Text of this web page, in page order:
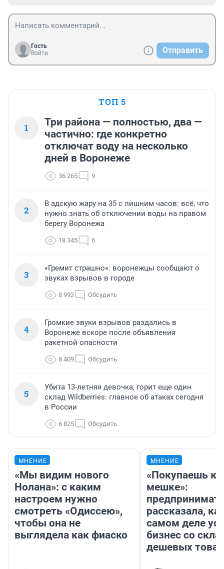
Гость
Войти
Отправить
ТОП 5
1
Три района — полностью, два —
частично: где конкретно
отключат воду на несколько
дней в Воронеже
36 265 9
2
В адскую жару на 35 с лишним часов: всё, что
нужно знать об отключении воды на правом
берегу Воронежа
18 345 6
3
«Гремит страшно»: воронежцы сообщают о
звуках взрывов в городе
8 992 Обсудить
4
Громкие звуки взрывов раздались в
Воронеже вскоре после объявления
ракетной опасности
8 409 Обсудить
5
Убита 13-летняя девочка, горит еще один
склад Wildberries: главное об атаках сегодня
в России
6 825 Обсудить
МНЕНИЕ
«Мы видим нового
Нолана»: с каким
настроем нужно
смотреть «Одиссею»,
чтобы она не
выглядела как фиаско
МНЕНИЕ
«Покупаешь
мешке»:
рассказала,
самом деле
бизнес со
дешевых